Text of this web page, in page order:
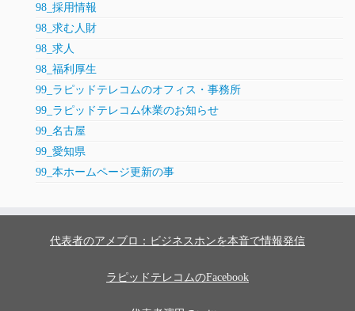
98_採用情報
98_求む人財
98_求人
98_福利厚生
99_ラピッドテレコムのオフィス・事務所
99_ラピッドテレコム休業のお知らせ
99_名古屋
99_愛知県
99_本ホームページ更新の事
代表者のアメブロ：ビジネスホンを本音で情報発信
ラピッドテレコムのFacebook